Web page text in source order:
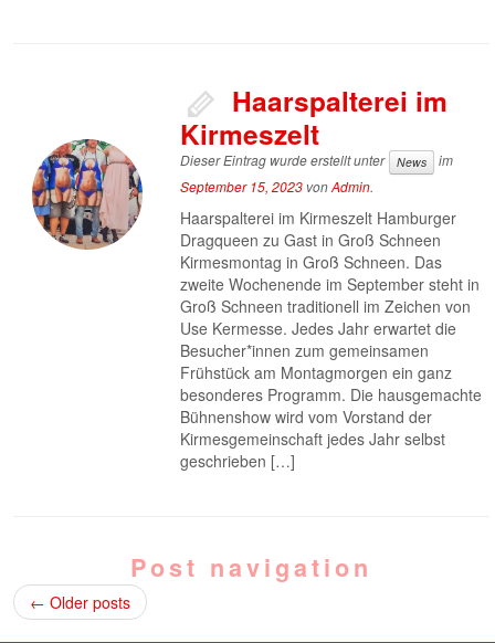
Haarspalterei im
Kirmeszelt
Dieser Eintrag wurde erstellt unter News
im
September 15, 2023 vonAdmin.
Haarspalterei im Kirmeszelt Hamburger
Dragqueen zu Gast in Groß Schneen
Kirmesmontag in Groß Schneen. Das
zweite Wochenende im September steht in
Groß Schneen traditionell im Zeichen von
Use Kermesse. Jedes Jahr erwartet die
Besucher*innen zum gemeinsamen
Frühstück am Montagmorgen ein ganz
besonderes Programm. Die hausgemachte
Bühnenshow wird vom Vorstand der
Kirmesgemeinschaft jedes Jahr selbst
geschrieben […]
Post navigation
← Older posts